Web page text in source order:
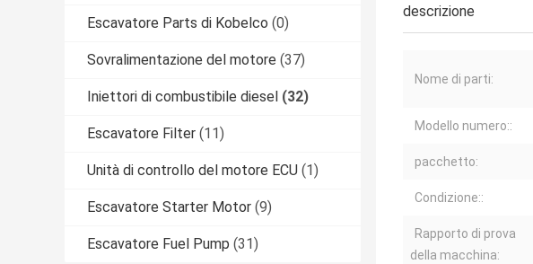
Escavatore Parts di Kobelco (0)
Sovralimentazione del motore (37)
Iniettori di combustibile diesel (32)
Escavatore Filter (11)
Unità di controllo del motore ECU (1)
Escavatore Starter Motor (9)
Escavatore Fuel Pump (31)
descrizione
Nome di parti:
Modello numero::
pacchetto:
Condizione::
Rapporto di prova
della macchina: